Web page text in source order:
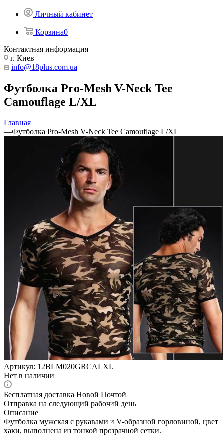
Личный кабинет
Корзина0
Контактная информация
г. Киев
info@18plus.com.ua
Футболка Pro-Mesh V-Neck Tee
Camouflage L/XL
Главная
—Футболка Pro-Mesh V-Neck Tee Camouflage L/XL
Артикул: 12BLM020GRCALXL
Нет в наличии
Бесплатная доставка Новой Почтой
Отправка на следующий рабочий день
Описание
Футболка мужская с рукавами и V-образной горловиной, цвет
хаки, выполнена из тонкой прозрачной сетки.